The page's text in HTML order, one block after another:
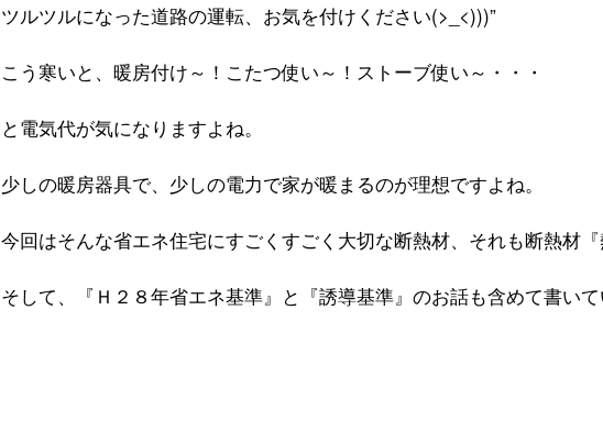
ツルツルになった道路の運転、お気を付けください(>_<)))”
こう寒いと、暖房付け～！こたつ使い～！ストーブ使い～・・・
と電気代が気になりますよね。
少しの暖房器具で、少しの電力で家が暖まるのが理想ですよね。
今回はそんな省エネ住宅にすごくすごく大切な断熱材、それも断熱材『
そして、『Ｈ２８年省エネ基準』と『誘導基準』のお話も含めて書いて